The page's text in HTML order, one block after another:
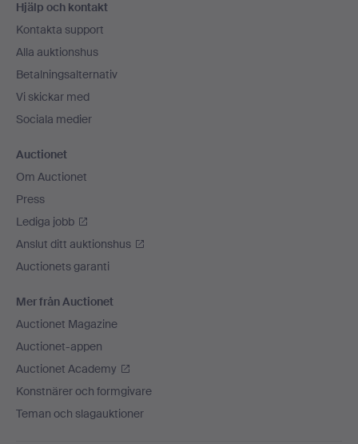
Hjälp och kontakt
Kontakta support
Alla auktionshus
Betalningsalternativ
Vi skickar med
Sociala medier
Auctionet
Om Auctionet
Press
Lediga jobb
Anslut ditt auktionshus
Auctionets garanti
Mer från Auctionet
Auctionet Magazine
Auctionet-appen
Auctionet Academy
Konstnärer och formgivare
Teman och slagauktioner